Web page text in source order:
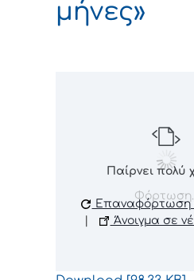
μήνες»
Παίρνει πολύ
Επαναφόρτωση
Άνοιγμα σε